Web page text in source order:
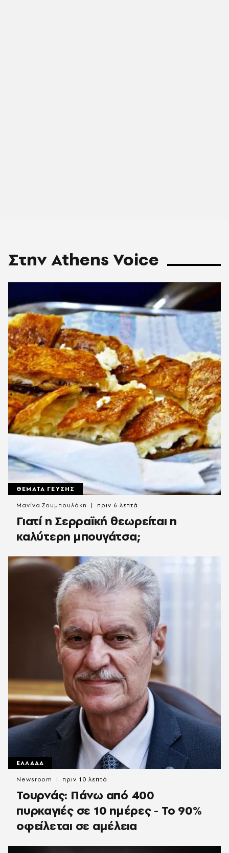
Στην Athens Voice
ΘΕΜΑΤΑ ΓΕΥΣΗΣ
Γιατί η Σερραϊκή θεωρείται η
καλύτερη μπουγάτσα;
Μανίνα Ζουμπουλάκη πριν 6 λεπτά
ΕΛΛΑΔΑ
Τουρνάς: Πάνω από 400
πυρκαγιές σε 10 ημέρες - Το 90%
οφείλεται σε αμέλεια
Newsroom πριν 10 λεπτά